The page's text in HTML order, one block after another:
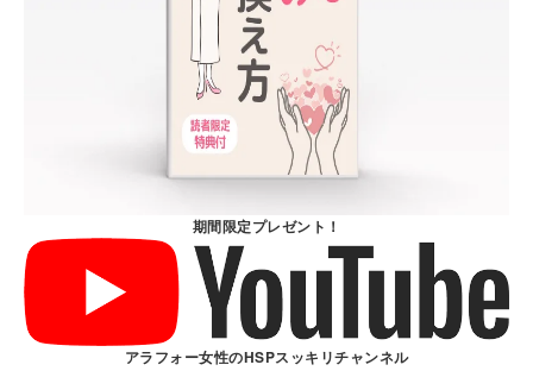
期間限定プレゼント！
アラフォー女性のHSPスッキリチャンネル